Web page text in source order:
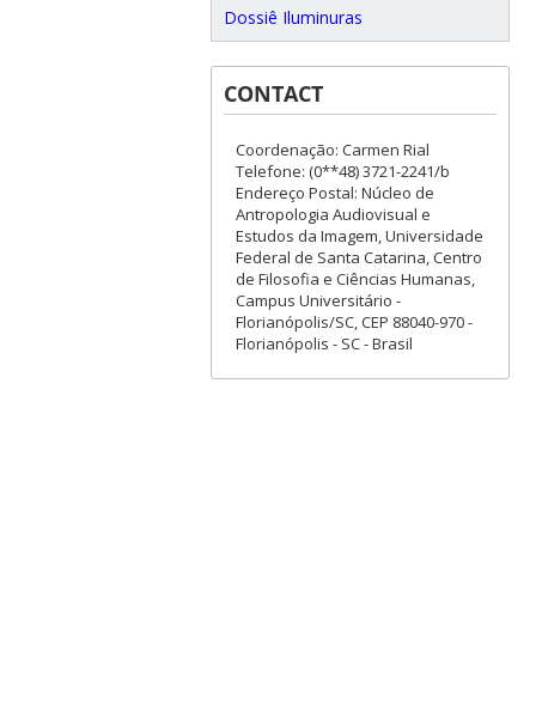
Dossiê Iluminuras
CONTACT
Coordenação: Carmen Rial
Telefone: (0**48) 3721-2241/b
Endereço Postal: Núcleo de
Antropologia Audiovisual e
Estudos da Imagem, Universidade
Federal de Santa Catarina, Centro
de Filosofia e Ciências Humanas,
Campus Universitário -
Florianópolis/SC, CEP 88040-970 -
Florianópolis - SC - Brasil